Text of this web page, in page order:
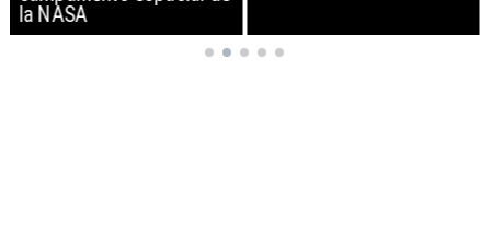
la NASA